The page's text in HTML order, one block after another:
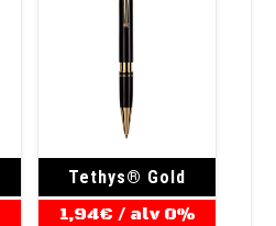
Tethys® Gold
1,94€ / alv 0%